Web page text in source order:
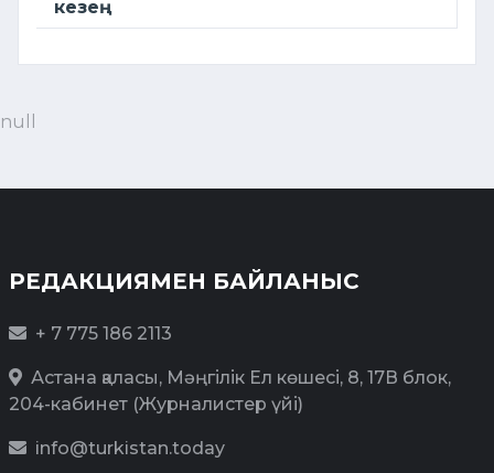
кезең
null
РЕДАКЦИЯМЕН БАЙЛАНЫС
+ 7 775 186 2113
Астана қаласы, Мәңгілік Ел көшесі, 8, 17В блок,
204-кабинет (Журналистер үйі)
info@turkistan.today